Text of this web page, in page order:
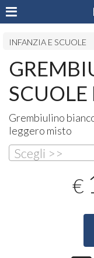
INFANZIA E SCUOLE
SCUOLE
Grembiulino
leggero misto
Scegli >>
€